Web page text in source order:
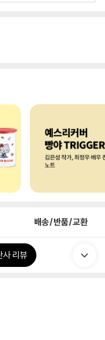
배송/반품/교환
사 리뷰